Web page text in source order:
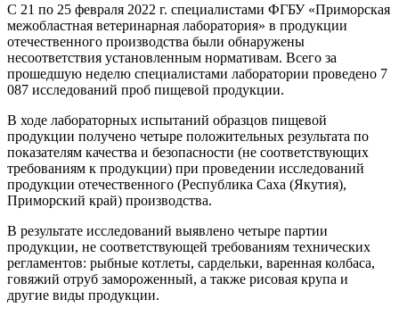
С 21 по 25 февраля 2022 г. специалистами ФГБУ «Приморская
межобластная ветеринарная лаборатория» в продукции
отечественного производства были обнаружены
несоответствия установленным нормативам. Всего за
прошедшую неделю специалистами лаборатории проведено 7
087 исследований проб пищевой продукции.
В ходе лабораторных испытаний образцов пищевой
продукции получено четыре положительных результата по
показателям качества и безопасности (не соответствующих
требованиям к продукции) при проведении исследований
продукции отечественного (Республика Саха (Якутия),
Приморский край) производства.
В результате исследований выявлено четыре партии
продукции, не соответствующей требованиям технических
регламентов: рыбные котлеты, сардельки, варенная колбаса,
говяжий отруб замороженный, а также рисовая крупа и
другие виды продукции.